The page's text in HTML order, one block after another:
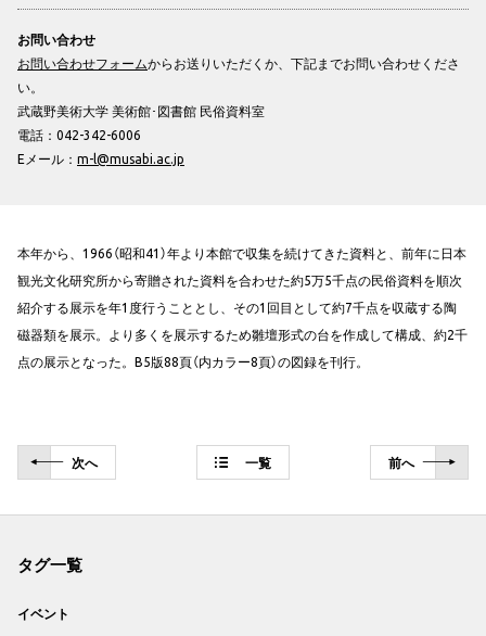
お問い合わせ
お問い合わせフォームからお送りいただくか、下記までお問い合わせくださ
い。
武蔵野美術大学 美術館･図書館 民俗資料室
電話：042-342-6006
Eメール： m-l@musabi.ac.jp
本年から、1966（昭和41）年より本館で収集を続けてきた資料と、前年に日本
観光文化研究所から寄贈された資料を合わせた約5万5千点の民俗資料を順次
紹介する展示を年1度行うこととし、その1回目として約7千点を収蔵する陶
磁器類を展示。より多くを展示するため雛壇形式の台を作成して構成、約2千
点の展示となった。B5版88頁（内カラー8頁）の図録を刊行。
次へ 一覧 前へ
タグ一覧
イベント